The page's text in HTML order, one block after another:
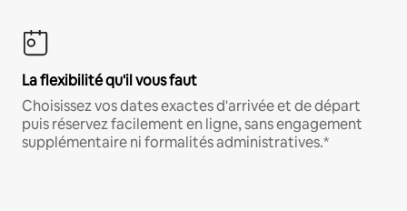
La flexibilité qu'il vous faut
Choisissez vos dates exactes d'arrivée et de départ
puis réservez facilement en ligne, sans engagement
supplémentaire ni formalités administratives.*